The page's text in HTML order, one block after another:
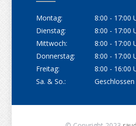
Montag:
8:00 - 17:00
Dienstag:
8:00 - 17:00
Mittwoch:
8:00 - 17:00
Donnerstag:
8:00 - 17:00
Freitag:
8:00 - 16:00
Sa. & So.:
Geschlossen